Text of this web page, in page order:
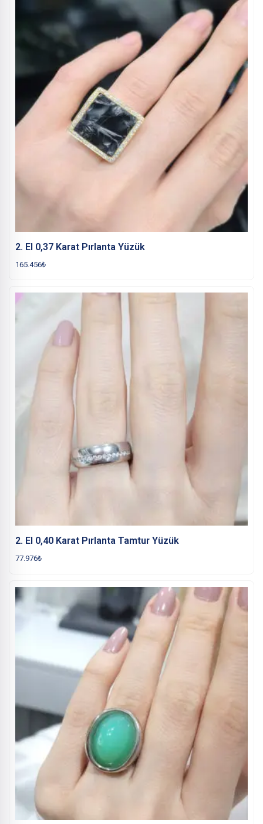
2. El 0,37 Karat Pırlanta Yüzük
165.456₺
2. El 0,40 Karat Pırlanta Tamtur Yüzük
77.976₺